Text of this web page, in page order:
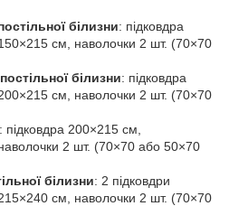
білизни: підковдра
см, наволочки 2 шт. (70×70
білизни: підковдра
см, наволочки 2 шт. (70×70
: підковдра 200×215 см,
2 шт. (70×70 або 50×70
білизни: 2 підковдри
см, наволочки 2 шт. (70×70